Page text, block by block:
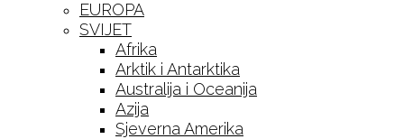
EUROPA
SVIJET
Afrika
Arktik i Antarktika
Australija i Oceanija
Azija
Sjeverna Amerika